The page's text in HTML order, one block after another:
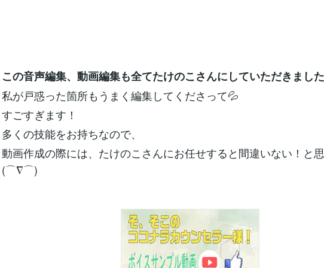
この音声編集、動画編集も全てたけのこさんにしていただきました
私が戸惑った箇所もうまく編集してくださって💦
すごすぎます！
多くの技能をお持ちなので、
動画作成の際には、たけのこさんにお任せすると間違いない！と
(⌒∇⌒)